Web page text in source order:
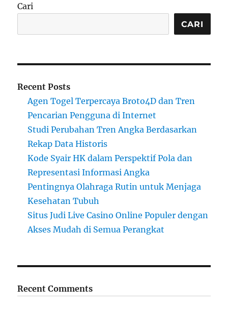
Cari
CARI
Recent Posts
Agen Togel Terpercaya Broto4D dan Tren
Pencarian Pengguna di Internet
Studi Perubahan Tren Angka Berdasarkan
Rekap Data Historis
Kode Syair HK dalam Perspektif Pola dan
Representasi Informasi Angka
Pentingnya Olahraga Rutin untuk Menjaga
Kesehatan Tubuh
Situs Judi Live Casino Online Populer dengan
Akses Mudah di Semua Perangkat
Recent Comments